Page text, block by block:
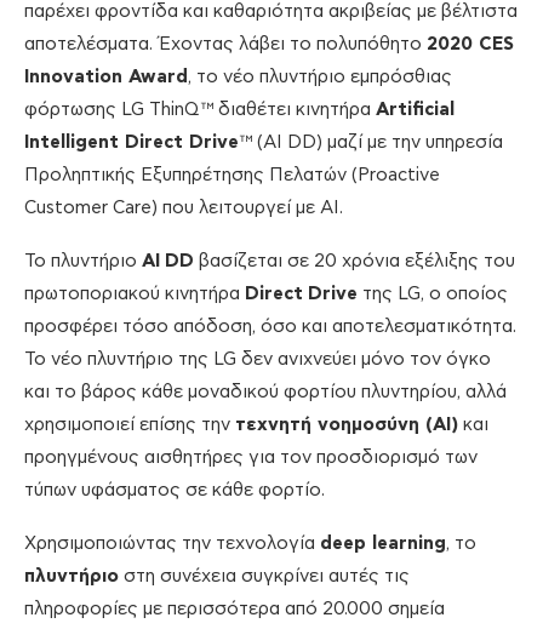
παρέχει φροντίδα και καθαριότητα ακριβείας με βέλτιστα
αποτελέσματα. Έχοντας λάβει το πολυπόθητο 2020 CES
Innovation Award , το νέο πλυντήριο εμπρόσθιας
φόρτωσης LG ThinQ™ διαθέτει κινητήρα Artificial
Intelligent Direct Drive™ (AI DD) μαζί με την υπηρεσία
Προληπτικής Εξυπηρέτησης Πελατών (Proactive
Customer Care) που λειτουργεί με AI.
Το πλυντήριο AI DD βασίζεται σε 20 χρόνια εξέλιξης του
πρωτοποριακού κινητήρα Direct Drive της LG, ο οποίος
προσφέρει τόσο απόδοση, όσο και αποτελεσματικότητα.
Το νέο πλυντήριο της LG δεν ανιχνεύει μόνο τον όγκο
και το βάρος κάθε μοναδικού φορτίου πλυντηρίου, αλλά
χρησιμοποιεί επίσης την τεχνητή νοημοσύνη (AI ) και
προηγμένους αισθητήρες για τον προσδιορισμό των
τύπων υφάσματος σε κάθε φορτίο.
Χρησιμοποιώντας την τεχνολογία deep learning, το
πλυντήριο στη συνέχεια συγκρίνει αυτές τις
πληροφορίες με περισσότερα από 20.000 σημεία